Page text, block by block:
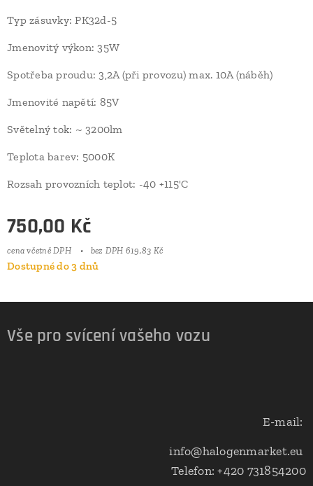
Typ zásuvky: PK32d-5
Jmenovitý výkon: 35W
Spotřeba proudu: 3,2A (při provozu) max. 10A (náběh)
Jmenovité napětí: 85V
Světelný tok: ~ 3200lm
Teplota barev: 5000K
Rozsah provozních teplot: -40 +115'C
750,00 Kč
cena včetně DPH bez DPH 619,83 Kč
Dostupné do 3 dnů
Vše pro svícení vašeho vozu
E-mail:
info@halogenmarket.eu
Telefon: +420 731854200